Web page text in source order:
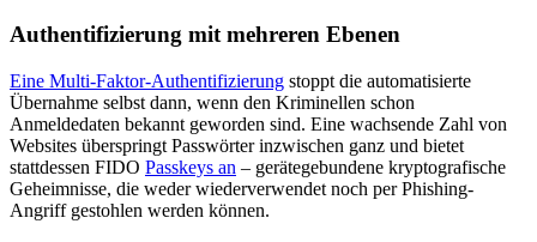
Authentifizierung mit mehreren Ebenen
Eine Multi-Faktor-Authentifizierung stoppt die automatisierte
Übernahme selbst dann, wenn den Kriminellen schon
Anmeldedaten bekannt geworden sind. Eine wachsende Zahl von
Websites überspringt Passwörter inzwischen ganz und bietet
stattdessen FIDO Passkeys an – gerätegebundene kryptografische
Geheimnisse, die weder wiederverwendet noch per Phishing-
Angriff gestohlen werden können.